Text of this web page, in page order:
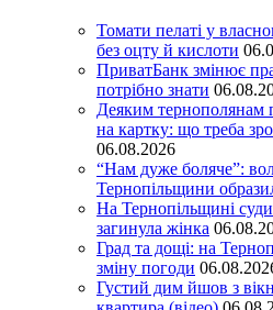
Томати пелаті у
без оцту й кислоти
ПриватБанк змінює
потрібно знати
Деяким тернополянам
на картку: що треба
06.08.2026
“Нам дуже боляче”:
Тернопільщини
На Тернопільщині
загинула жінка
Град та дощі: на
зміну погоди
Густий дим йшов з